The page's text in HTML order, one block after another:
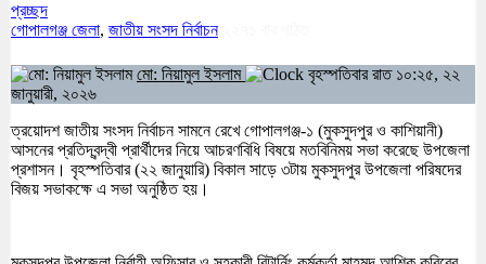
প্রচ্ছদ
গোপালগঞ্জ জেলা, জাতীয় সংসদ নির্বাচন
মো: নিয়ামুল ইসলাম
বৃহস্পতিবার রাত ১০:২৫, ২২
জানুয়ারী, ২০২৬
ত্রয়োদশ জাতীয় সংসদ নির্বাচন সামনে রেখে গোপালগঞ্জ-১ (মুকসুদপুর ও কাশিয়ানী)
আসনের প্রতিদ্বন্দ্বী প্রার্থীদের নিয়ে আচরণবিধি বিষয়ে মতবিনিময় সভা করেছে উপজেলা
প্রশাসন। বৃহস্পতিবার (২২ জানুয়ারি) বিকাল সাড়ে ৩টায় মুকসুদপুর উপজেলা পরিষদের
বিজয় সভাকক্ষে এ সভা অনুষ্ঠিত হয়।